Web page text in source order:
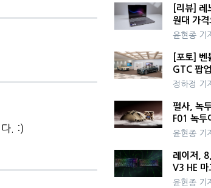
. :)
[리뷰]
원대 가
윤현종 기
[포토] 벤
GTC 팝
정하정 기
펄사, 녹
F01 녹투
윤현종 기
레이저,
V3 HE 마
윤현종 기